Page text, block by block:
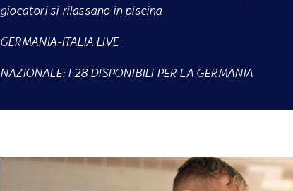
giocatori si rilassano in piscina
GERMANIA-ITALIA LIVE
NAZIONALE: I 28 DISPONIBILI PER LA GERMANIA